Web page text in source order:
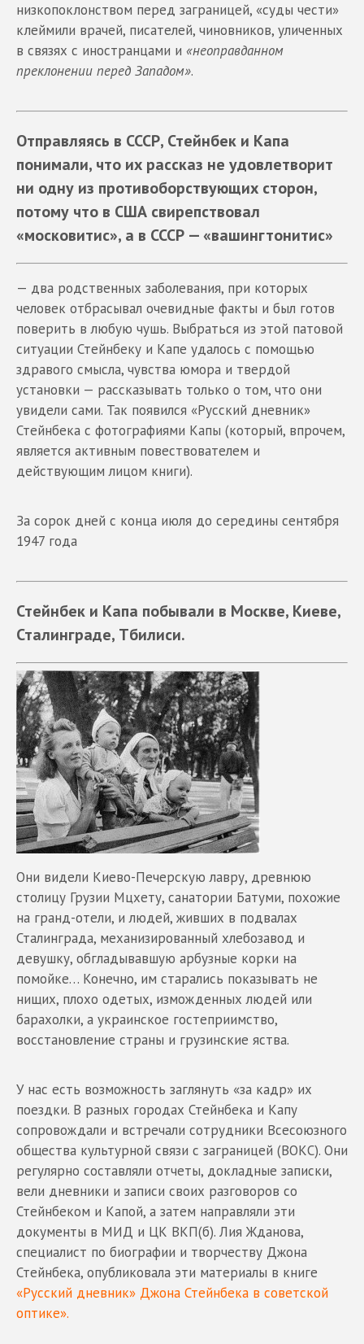
низкопоклонством перед заграницей, «суды чести»
клеймили врачей, писателей, чиновников, уличенных
в связях с иностранцами и «неоправданном
преклонении перед Западом».
Отправляясь в СССР, Стейнбек и Капа
понимали, что их рассказ не удовлетворит
ни одну из противоборствующих сторон,
потому что в США свирепствовал
«московитис», а в СССР — «вашингтонитис»
— два родственных заболевания, при которых
человек отбрасывал очевидные факты и был готов
поверить в любую чушь. Выбраться из этой патовой
ситуации Стейнбеку и Капе удалось с помощью
здравого смысла, чувства юмора и твердой
установки — рассказывать только о том, что они
увидели сами. Так появился «Русский дневник»
Стейнбека с фотографиями Капы (который, впрочем,
является активным повествователем и
действующим лицом книги).
За сорок дней с конца июля до середины сентября
1947 года
Стейнбек и Капа побывали в Москве, Киеве,
Сталинграде, Тбилиси.
Они видели Киево-Печерскую лавру, древнюю
столицу Грузии Мцхету, санатории Батуми, похожие
на гранд-отели, и людей, живших в подвалах
Сталинграда, механизированный хлебозавод и
девушку, обгладывавшую арбузные корки на
помойке… Конечно, им старались показывать не
нищих, плохо одетых, изможденных людей или
барахолки, а украинское гостеприимство,
восстановление страны и грузинские яства.
У нас есть возможность заглянуть «за кадр» их
поездки. В разных городах Стейнбека и Капу
сопровождали и встречали сотрудники Всесоюзного
общества культурной связи с заграницей (ВОКС). Они
регулярно составляли отчеты, докладные записки,
вели дневники и записи своих разговоров со
Стейнбеком и Капой, а затем направляли эти
документы в МИД и ЦК ВКП(б). Лия Жданова,
специалист по биографии и творчеству Джона
Стейнбека, опубликовала эти материалы в книге
«Русский дневник» Джона Стейнбека в советской
оптике».